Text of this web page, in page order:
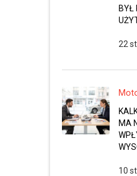
BYŁ
22
MA
10